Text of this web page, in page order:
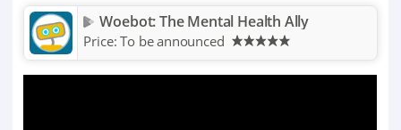
Woebot: The Mental Health Ally
Price:To be announced